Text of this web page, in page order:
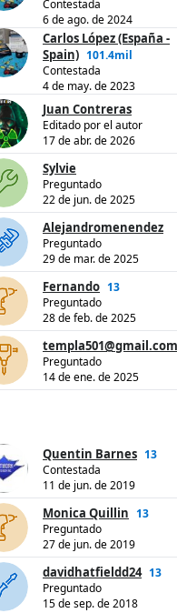
Contestada
6 de ago. de 2024
Carlos López (España -
Spain) 101.4mil
Contestada
4 de may. de 2023
Juan Contreras
Editado por el autor
17 de abr. de 2026
Sylvie
Preguntado
22 de jun. de 2025
Alejandromenendez
Preguntado
29 de mar. de 2025
Fernando 13
Preguntado
28 de feb. de 2025
templa501@gmail.com
Preguntado
14 de ene. de 2025
Quentin Barnes 13
Contestada
11 de jun. de 2019
Monica Quillin 13
Preguntado
27 de jun. de 2019
davidhatfieldd24 13
Preguntado
15 de sep. de 2018